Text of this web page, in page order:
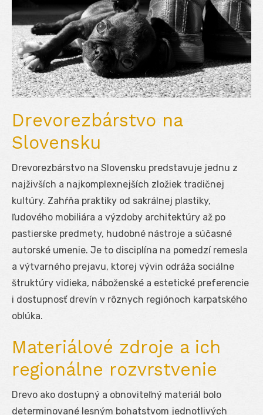
Drevorezbárstvo na
Slovensku
Drevorezbárstvo na Slovensku predstavuje jednu z
najživších a najkomplexnejších zložiek tradičnej
kultúry. Zahŕňa praktiky od sakrálnej plastiky,
ľudového mobiliára a výzdoby architektúry až po
pastierske predmety, hudobné nástroje a súčasné
autorské umenie. Je to disciplína na pomedzí remesla
a výtvarného prejavu, ktorej vývin odráža sociálne
štruktúry vidieka, náboženské a estetické preferencie
i dostupnosť drevín v rôznych regiónoch karpatského
oblúka.
Materiálové zdroje a ich
regionálne rozvrstvenie
Drevo ako dostupný a obnoviteľný materiál bolo
determinované lesným bohatstvom jednotlivých